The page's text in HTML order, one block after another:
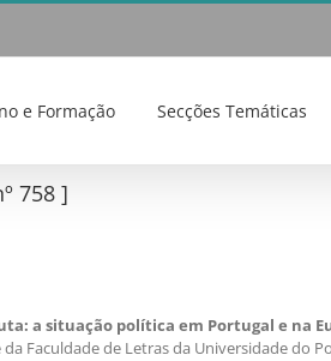
e Formação Secções Temáticas
758 ]
a situação política em Portugal e na
Faculdade de Letras da Universidade do